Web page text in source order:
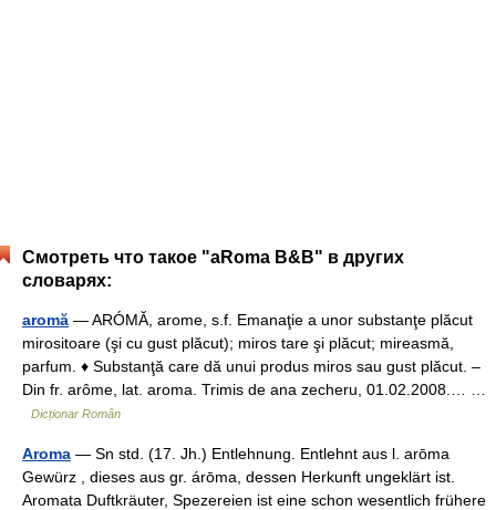
Смотреть что такое "aRoma B&B" в других
словарях:
aromă — ARÓMĂ, arome, s.f. Emanaţie a unor substanţe plăcut
mirositoare (şi cu gust plăcut); miros tare şi plăcut; mireasmă,
parfum. ♦ Substanţă care dă unui produs miros sau gust plăcut. –
Din fr. arôme, lat. aroma. Trimis de ana zecheru, 01.02.2008.… …
Dicționar Român
Aroma — Sn std. (17. Jh.) Entlehnung. Entlehnt aus l. arōma
Gewürz , dieses aus gr. árōma, dessen Herkunft ungeklärt ist.
Aromata Duftkräuter, Spezereien ist eine schon wesentlich frühere